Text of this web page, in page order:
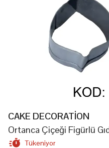
CAKE DECORATİON
Ortanca Çiçeği Figürlü
Tükeniyor